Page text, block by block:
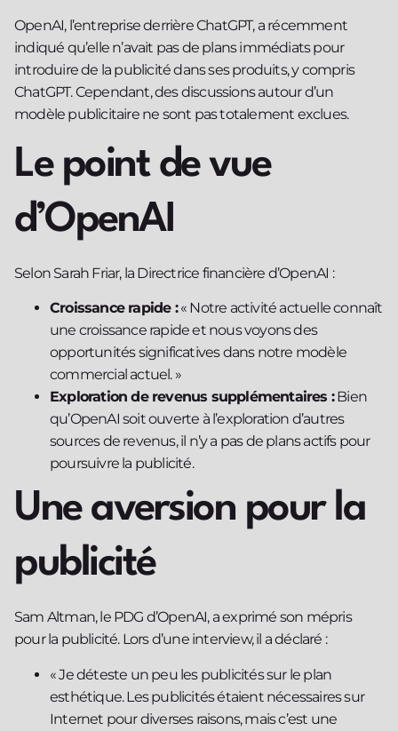
OpenAI, l’entreprise derrière ChatGPT, a récemment
indiqué qu’elle n’avait pas de plans immédiats pour
introduire de la publicité dans ses produits, y compris
ChatGPT. Cependant, des discussions autour d’un
modèle publicitaire ne sont pas totalement exclues.
Le point de vue
d’OpenAI
Selon Sarah Friar, la Directrice financière d’OpenAI :
Croissance rapide :« Notre activité actuelle connaît
une croissance rapide et nous voyons des
opportunités significatives dans notre modèle
commercial actuel. »
Exploration de revenus supplémentaires :Bien
qu’OpenAI soit ouverte à l’exploration d’autres
sources de revenus, il n’y a pas de plans actifs pour
poursuivre la publicité.
Une aversion pour la
publicité
Sam Altman, le PDG d’OpenAI, a exprimé son mépris
pour la publicité. Lors d’une interview, il a déclaré :
« Je déteste un peu les publicités sur le plan
esthétique. Les publicités étaient nécessaires sur
Internet pour diverses raisons, mais c’est une